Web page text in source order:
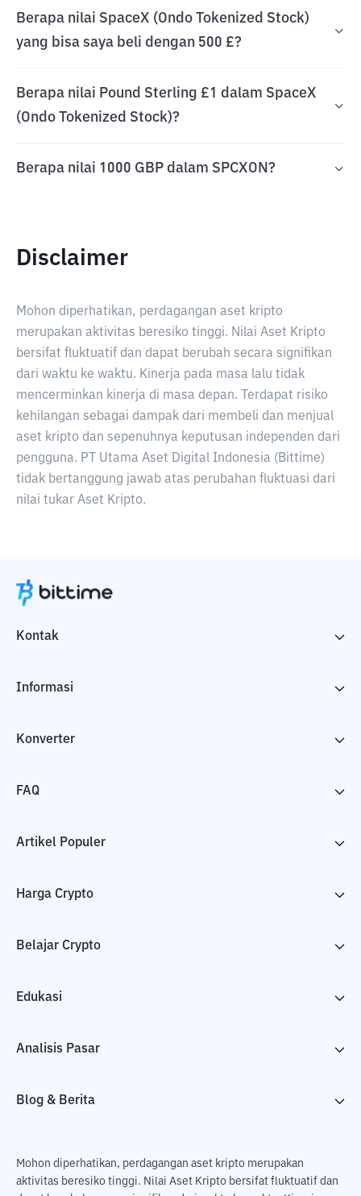
Berapa nilai SpaceX (Ondo Tokenized Stock)
yang bisa saya beli dengan 500 £?
Berapa nilai Pound Sterling £1 dalam SpaceX
(Ondo Tokenized Stock)?
Berapa nilai 1000 GBP dalam SPCXON?
Disclaimer
Mohon diperhatikan, perdagangan aset kripto
merupakan aktivitas beresiko tinggi. Nilai Aset Kripto
bersifat fluktuatif dan dapat berubah secara signifikan
dari waktu ke waktu. Kinerja pada masa lalu tidak
mencerminkan kinerja di masa depan. Terdapat risiko
kehilangan sebagai dampak dari membeli dan menjual
aset kripto dan sepenuhnya keputusan independen dari
pengguna. PT Utama Aset Digital Indonesia (Bittime)
tidak bertanggung jawab atas perubahan fluktuasi dari
nilai tukar Aset Kripto.
Kontak
Informasi
Konverter
FAQ
Artikel Populer
Harga Crypto
Belajar Crypto
Edukasi
Analisis Pasar
Blog & Berita
Mohon diperhatikan, perdagangan aset kripto merupakan
aktivitas beresiko tinggi. Nilai Aset Kripto bersifat fluktuatif dan